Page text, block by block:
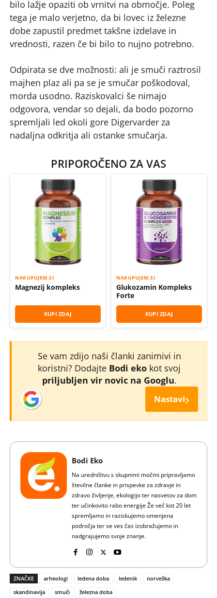
bilo lažje opaziti ob vrnitvi na območje. Poleg
tega je malo verjetno, da bi lovec iz železne
dobe zapustil predmet takšne izdelave in
vrednosti, razen če bi bilo to nujno potrebno.
Odpirata se dve možnosti: ali je smuči raztrosil
majhen plaz ali pa se je smučar poškodoval,
morda usodno. Raziskovalci še nimajo
odgovora, vendar so dejali, da bodo pozorno
spremljali led okoli gore Digervarder za
nadaljna odkritja ali ostanke smučarja.
PRIPOROČENO ZA VAS
NAKUPUJEM.SI
Magnezij kompleks
KUPI ZDAJ
NAKUPUJEM.SI
Glukozamin Kompleks
Forte
KUPI ZDAJ
Se vam zdijo naši članki zanimivi in
koristni? Dodajte Bodi eko kot svoj
priljubljen vir novic na Googlu.
Nastavi›
Bodi Eko
Na uredništvu s skupnimi močmi pripravljamo
številne članke in prispevke za zdravje in
zdravo življenje, ekologijo ter nasvetov za dom
ter učinkovito rabo energije Že več kot 20 let
spremljamo in raziskujemo omenjena
področja ter se ves čas izobražujemo in
nadgrajujemo svoje znanje.
ZNAČKE arheologi ledena doba ledenik
norveška
skandinavija
smuči železna doba